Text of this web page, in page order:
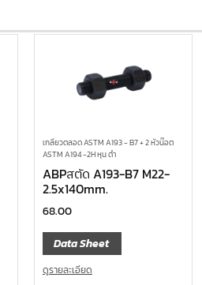
เกลียวตลอด ASTM A193 - B7 + 2 หัวน๊อต
ASTM A194 -2H หุน ดำ
ABPสตัด A193-B7 M22-
2.5x140mm.
68.00
Data Sheet
ดูรายละเอียด